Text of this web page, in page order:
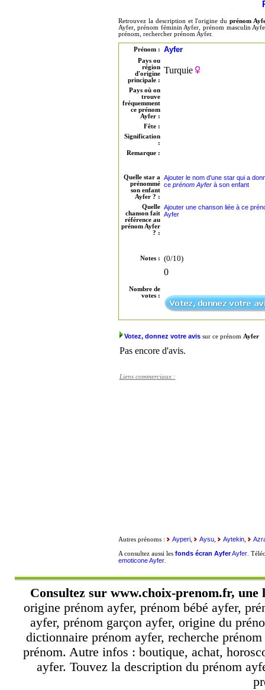
Retrouvez la description et l'origine duprénom
Ayfer, prénom féminin Ayfer, prénom masculin
prénom, rechercher prénom Ayfer.
Prénom : Ayfer
Pays ou
région
d'origine
principale :
Turquie
Pays où on
trouve
fréquemment
ce prénom
Ayfer :
Fête :
Signification
:
Remarque :
Quelle star a
prénommé
son enfant
Ayfer ? :
Ajouter le nom d'une star qui a
ce prénom Ayferà son enfant
Quelle
chanson fait
référence au
prénom Ayfer
? :
Ajouter une chanson liée à ce
Ayfer
Notes : (0/10)
Nombre de
votes :
0
Votez, donnez votre avissur ce prénom Ayfer
Pas encore d'avis.
Liens commerciaux :
Autres prénoms : Ayperi, Aysu, Aytekin,
A consultez aussi les fonds écran AyferAyfer.
emoticone Ayfer.
Consultez sur www.choix-prenom.fr, une
origine prénom ayfer, prénom bébé ayfer,
ayfer, prénom garçon ayfer, origine du
dictionnaire prénom ayfer, recherche
prénom. Autre infos : boutique, achat,
ayfer. Touvez la description du prénom